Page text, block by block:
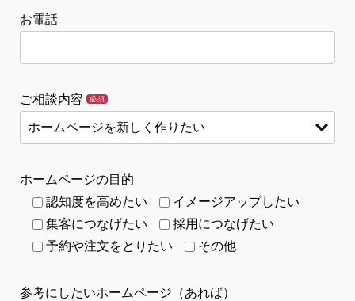
お電話
ご相談内容 必須
ホームページの目的
認知度を高めたい
イメージアップしたい
集客につなげたい
採用につなげたい
予約や注文をとりたい
その他
参考にしたいホームページ（あれば）